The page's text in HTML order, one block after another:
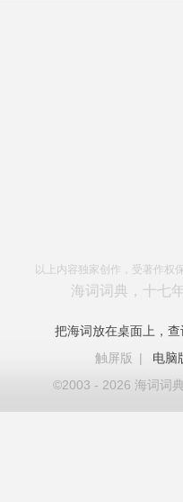
以上内容独家创作，受著作权
海词词典，十七
把海词放在桌面上，查
触屏版
|
电脑
©2003 - 2026 海词词